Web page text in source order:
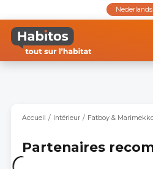
contenu
principal
Nederlands
Accueil Intérieur Fatboy &
Partenaires